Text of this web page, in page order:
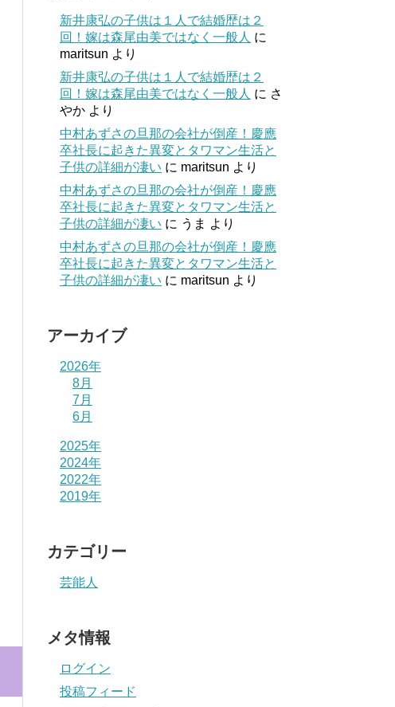
新井康弘の子供は１人で結婚歴は２
回！嫁は森尾由美ではなく一般人 に
maritsun より
新井康弘の子供は１人で結婚歴は２
回！嫁は森尾由美ではなく一般人 に さ
やか より
中村あずさの旦那の会社が倒産！慶應
卒社長に起きた異変とタワマン生活と
子供の詳細が凄い に maritsun より
中村あずさの旦那の会社が倒産！慶應
卒社長に起きた異変とタワマン生活と
子供の詳細が凄い に うま より
中村あずさの旦那の会社が倒産！慶應
卒社長に起きた異変とタワマン生活と
子供の詳細が凄い に maritsun より
アーカイブ
2026年
8月
7月
6月
2025年
2024年
2022年
2019年
カテゴリー
芸能人
メタ情報
ログイン
投稿フィード